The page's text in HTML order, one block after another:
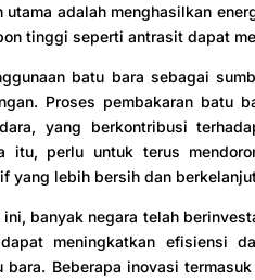
adalah menghasilkan
tinggi seperti antrasit dapat
batu bara sebagai
Proses pembakaran batu
yang berkontribusi
itu, perlu untuk terus
yang lebih bersih dan
banyak negara telah
meningkatkan efisiensi
Beberapa inovasi